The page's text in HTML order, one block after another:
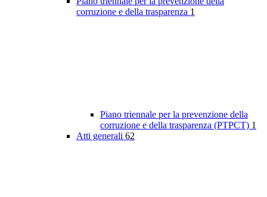
corruzione e della trasparenza 1
Piano triennale per la prevenzione della
corruzione e della trasparenza (PTPCT) 1
Atti generali 62